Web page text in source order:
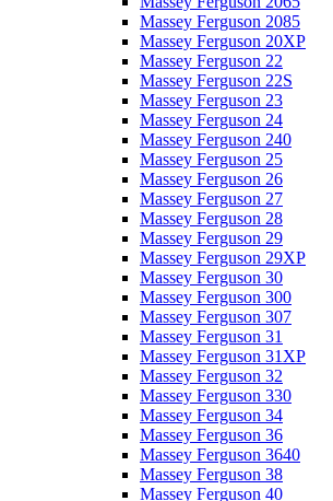
Massey Ferguson 2085
Massey Ferguson 20XP
Massey Ferguson 22
Massey Ferguson 22S
Massey Ferguson 23
Massey Ferguson 24
Massey Ferguson 240
Massey Ferguson 25
Massey Ferguson 26
Massey Ferguson 27
Massey Ferguson 28
Massey Ferguson 29
Massey Ferguson 29XP
Massey Ferguson 30
Massey Ferguson 300
Massey Ferguson 307
Massey Ferguson 31
Massey Ferguson 31XP
Massey Ferguson 32
Massey Ferguson 330
Massey Ferguson 34
Massey Ferguson 36
Massey Ferguson 3640
Massey Ferguson 38
Massey Ferguson 40